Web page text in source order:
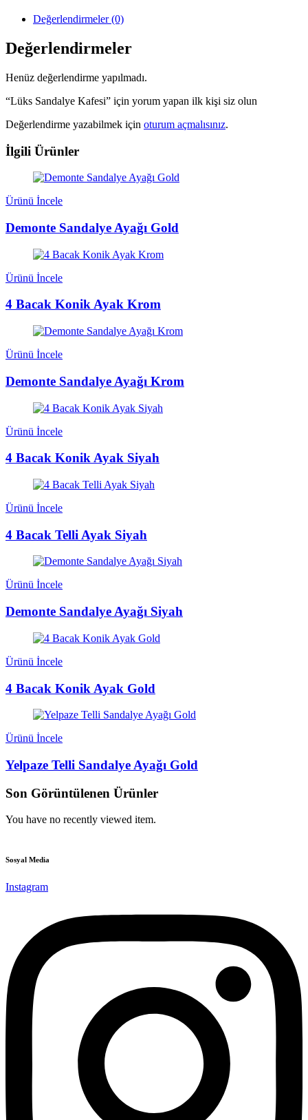
Değerlendirmeler (0)
Değerlendirmeler
Henüz değerlendirme yapılmadı.
“Lüks Sandalye Kafesi” için yorum yapan ilk kişi siz olun
Değerlendirme yazabilmek için oturum açmalısınız.
İlgili Ürünler
Ürünü İncele
Demonte Sandalye Ayağı Gold
Ürünü İncele
4 Bacak Konik Ayak Krom
Ürünü İncele
Demonte Sandalye Ayağı Krom
Ürünü İncele
4 Bacak Konik Ayak Siyah
Ürünü İncele
4 Bacak Telli Ayak Siyah
Ürünü İncele
Demonte Sandalye Ayağı Siyah
Ürünü İncele
4 Bacak Konik Ayak Gold
Ürünü İncele
Yelpaze Telli Sandalye Ayağı Gold
Son Görüntülenen Ürünler
You have no recently viewed item.
Sosyal Media
Instagram